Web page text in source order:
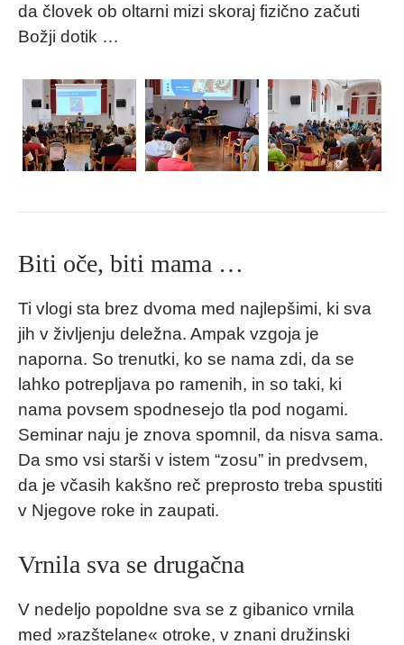
da človek ob oltarni mizi skoraj fizično začuti
Božji dotik …
Biti oče, biti mama …
Ti vlogi sta brez dvoma med najlepšimi, ki sva
jih v življenju deležna. Ampak vzgoja je
naporna. So trenutki, ko se nama zdi, da se
lahko potrepljava po ramenih, in so taki, ki
nama povsem spodnesejo tla pod nogami.
Seminar naju je znova spomnil, da nisva sama.
Da smo vsi starši v istem “zosu” in predvsem,
da je včasih kakšno reč preprosto treba spustiti
v Njegove roke in zaupati.
Vrnila sva se drugačna
V nedeljo popoldne sva se z gibanico vrnila
med »razštelane« otroke, v znani družinski